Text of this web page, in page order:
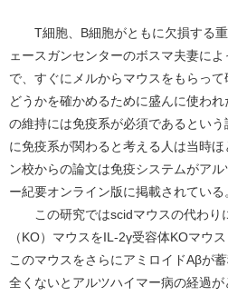
T細胞、B細胞がともに欠損する重
ェースガンセンターのボスマ夫妻に
で、すぐにメルからマウスをもらっ
どうかを確かめるために盛んに使わ
の維持には免疫系が必須であるとい
に免疫系が関わると考える人は当時
ン校からの論文は免疫システムがア
ー紀要オンライン版に掲載されている
この研究ではscidマウスの代わり
（KO）マウスをIL-2γ受容体KOマウ
このマウスをさらにアミロイドAβが
全くないとアルツハイマー病の経過が